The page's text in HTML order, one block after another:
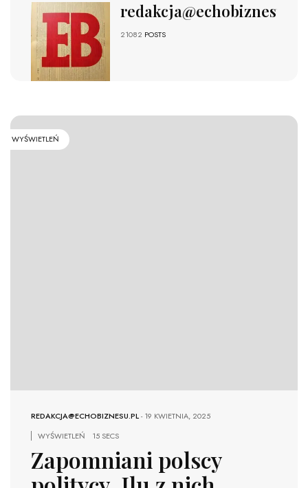
redakcja@echobiznesu.pl
21082 POSTS
WYŚWIETLEŃ
REDAKCJA@ECHOBIZNESU.PL-19 KWIETNIA, 2025
WYŚWIETLEŃ
15 SECS
Zapomniani polscy